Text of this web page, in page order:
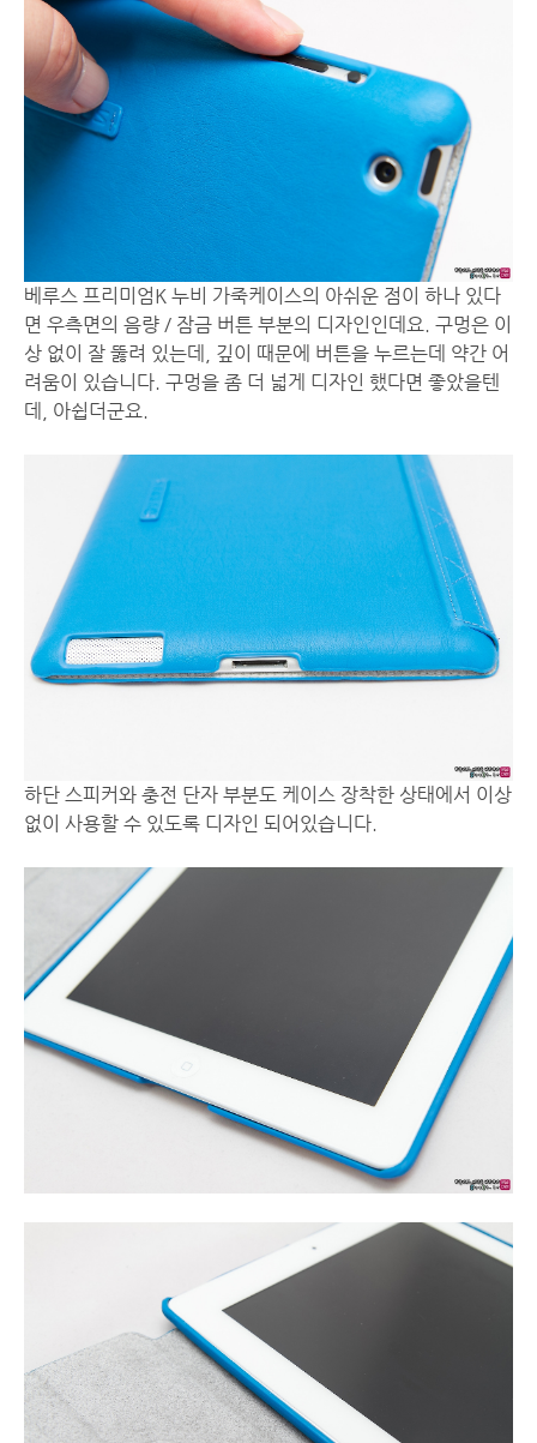
베루스 프리미엄K 누비 가죽케이스의 아쉬운 점이 하나 있다
면 우측면의 음량 / 잠금 버튼 부분의 디자인인데요. 구멍은 이
상 없이 잘 뚫려 있는데, 깊이 때문에 버튼을 누르는데 약간 어
려움이 있습니다. 구멍을 좀 더 넓게 디자인 했다면 좋았을텐
데, 아쉽더군요.
하단 스피커와 충전 단자 부분도 케이스 장착한 상태에서 이상
없이 사용할 수 있도록 디자인 되어있습니다.